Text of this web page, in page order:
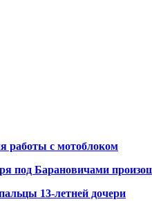
работы с мотоблоком
под Барановичами
13-летней дочери